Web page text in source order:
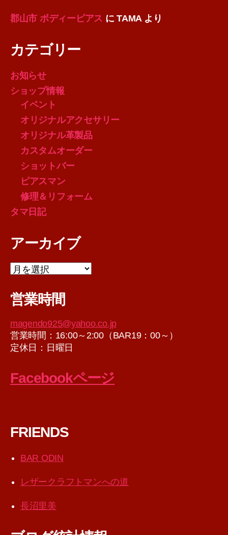
郡山市 ボディーピアス にTAMA より
カテゴリー
お知らせ
ショップ情報
イベント
オリジナルアクセサリー
オリジナル革製品
カスタムオーダー
ショットバー
ピアスマン
修理＆リフォーム
タマ日記
アーカイブ
ア
ー
イ
営業時間
magendo925@yahoo.co.jp
営業時間：16:00～2:00（BAR19：00～）
定休日：日曜日
Facebookページ
FRIENDS
BAR ODIN
レザークラフトマンへの道
長沼里美